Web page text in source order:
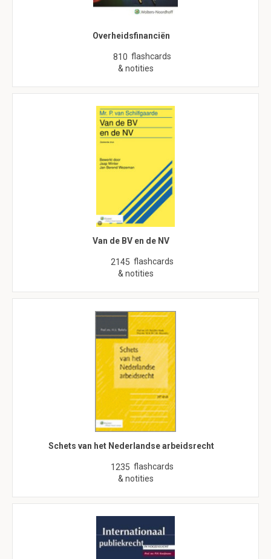
Overheidsfinanciën
810 flashcards
& notities
Van de BV en de NV
2145 flashcards
& notities
Schets van het Nederlandse arbeidsrecht
1235 flashcards
& notities